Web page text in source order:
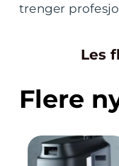
trenger
Les
Flere